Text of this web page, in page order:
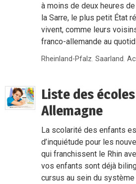
à moins de deux heures
la Sarre, le plus petit État
vivent, comme leurs
franco-allemande au
Rheinland-Pfalz,Saarland,
Liste des
Allemagne
La scolarité des enfants
d’inquiétude pour les
qui franchissent le Rhin
vos enfants sont déjà
cursus au sein du